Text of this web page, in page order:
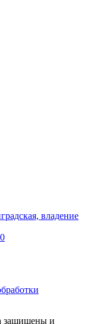
владение
защищены и